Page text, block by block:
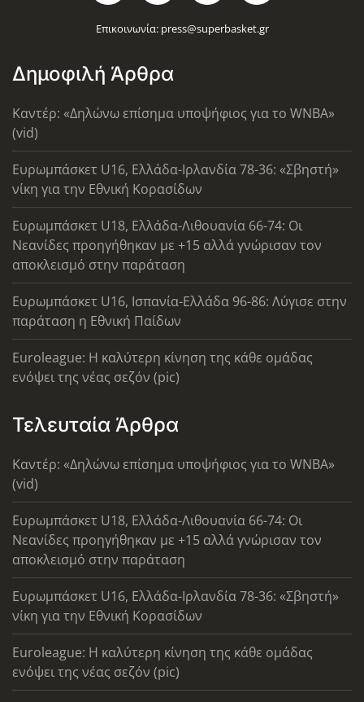
Επικοινωνία: press@superbasket.gr
Δημοφιλή Άρθρα
Καντέρ: «Δηλώνω επίσημα υποψήφιος για το WNBA»
(vid)
Ευρωμπάσκετ U16, Ελλάδα-Ιρλανδία 78-36: «Σβηστή»
νίκη για την Εθνική Κορασίδων
Ευρωμπάσκετ U18, Ελλάδα-Λιθουανία 66-74: Οι
Νεανίδες προηγήθηκαν με +15 αλλά γνώρισαν τον
αποκλεισμό στην παράταση
Ευρωμπάσκετ U16, Ισπανία-Ελλάδα 96-86: Λύγισε στην
παράταση η Εθνική Παίδων
Euroleague: Η καλύτερη κίνηση της κάθε ομάδας
ενόψει της νέας σεζόν (pic)
Τελευταία Άρθρα
Καντέρ: «Δηλώνω επίσημα υποψήφιος για το WNBA»
(vid)
Ευρωμπάσκετ U18, Ελλάδα-Λιθουανία 66-74: Οι
Νεανίδες προηγήθηκαν με +15 αλλά γνώρισαν τον
αποκλεισμό στην παράταση
Ευρωμπάσκετ U16, Ελλάδα-Ιρλανδία 78-36: «Σβηστή»
νίκη για την Εθνική Κορασίδων
Euroleague: Η καλύτερη κίνηση της κάθε ομάδας
ενόψει της νέας σεζόν (pic)